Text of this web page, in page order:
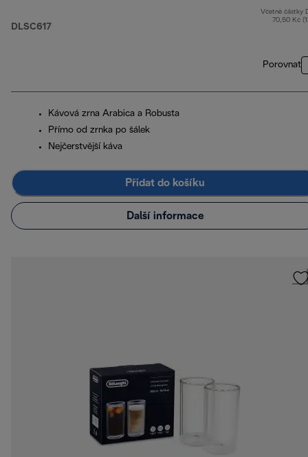
DLSC617
Včetně částky
70,50 Kč
Porovnat
Kávová zrna Arabica a Robusta
Přímo od zrnka po šálek
Nejčerstvější káva
Přidat do košíku
Další informace